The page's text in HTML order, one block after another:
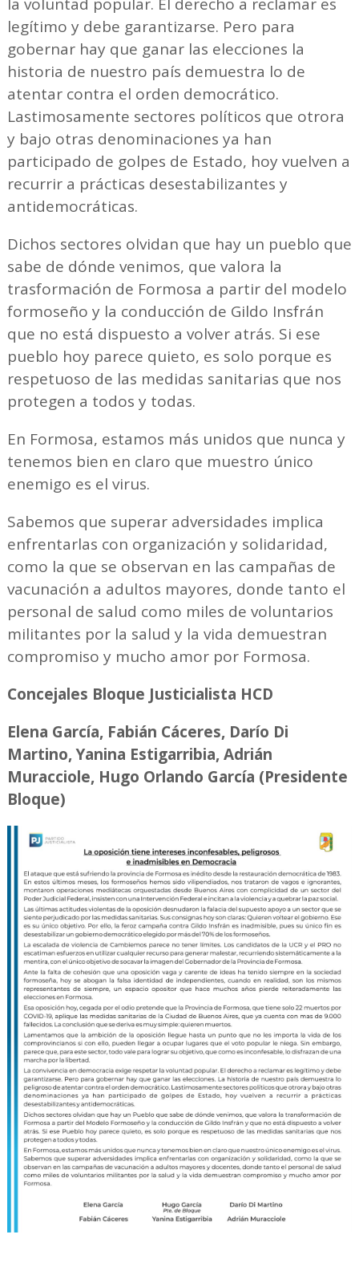
la voluntad popular. El derecho a reclamar es
legítimo y debe garantizarse. Pero para
gobernar hay que ganar las elecciones la
historia de nuestro país demuestra lo de
atentar contra el orden democrático.
Lastimosamente sectores políticos que otrora
y bajo otras denominaciones ya han
participado de golpes de Estado, hoy vuelven a
recurrir a prácticas desestabilizantes y
antidemocráticas.
Dichos sectores olvidan que hay un pueblo que
sabe de dónde venimos, que valora la
trasformación de Formosa a partir del modelo
formoseño y la conducción de Gildo Insfrán
que no está dispuesto a volver atrás. Si ese
pueblo hoy parece quieto, es solo porque es
respetuoso de las medidas sanitarias que nos
protegen a todos y todas.
En Formosa, estamos más unidos que nunca y
tenemos bien en claro que muestro único
enemigo es el virus.
Sabemos que superar adversidades implica
enfrentarlas con organización y solidaridad,
como la que se observan en las campañas de
vacunación a adultos mayores, donde tanto el
personal de salud como miles de voluntarios
militantes por la salud y la vida demuestran
compromiso y mucho amor por Formosa.
Concejales Bloque Justicialista HCD
Elena García, Fabián Cáceres, Darío Di
Martino, Yanina Estigarribia, Adrián
Muracciole, Hugo Orlando García (Presidente
Bloque)